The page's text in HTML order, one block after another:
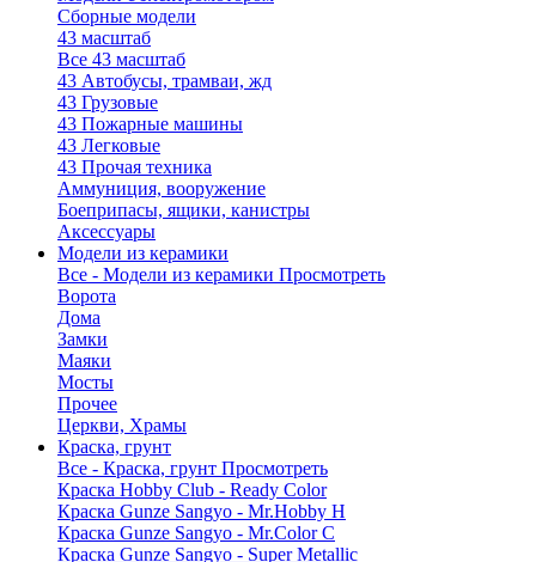
Сборные модели
43 масштаб
Все 43 масштаб
43 Автобусы, трамваи, жд
43 Грузовые
43 Пожарные машины
43 Легковые
43 Прочая техника
Аммуниция, вооружение
Боеприпасы, ящики, канистры
Аксессуары
Модели из керамики
Все - Модели из керамики Просмотреть
Ворота
Дома
Замки
Маяки
Мосты
Прочее
Церкви, Храмы
Краска, грунт
Все - Краска, грунт Просмотреть
Краска Hobby Club - Ready Color
Краска Gunze Sangyo - Mr.Hobby H
Краска Gunze Sangyo - Mr.Color C
Краска Gunze Sangyo - Super Metallic